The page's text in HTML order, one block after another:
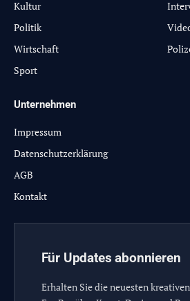
Kultur
Politik
Wirtschaft
Sport
Unternehmen
Impressum
Datenschutzerklärung
AGB
Kontakt
Für Updates abonnieren
Erhalten Sie die neuesten